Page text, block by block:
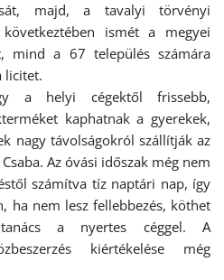
majd, a tavalyi törvényi
ismét a megyei
mind a 67 település számára
licitet.
a helyi cégektől frissebb,
kaphatnak a gyerekek,
nagy távolságokról szállítják az
Az óvási időszak még nem
számítva tíz naptári nap, így
ha nem lesz fellebbezés, köthet
a nyertes céggel. A
kiértékelése még